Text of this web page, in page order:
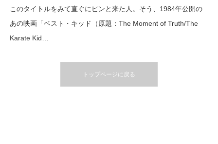
このタイトルをみて直ぐにピンと来た人。そう、1984年公開の
あの映画「ベスト・キッド（原題：The Moment of Truth/The
Karate Kid…
トップページに戻る